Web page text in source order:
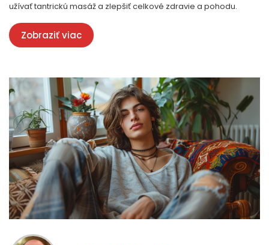
užívať tantrickú masáž a zlepšiť celkové zdravie a pohodu.
Zobraziť viac